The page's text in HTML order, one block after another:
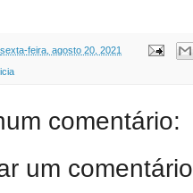
sexta-feira, agosto 20, 2021
comentário:
um comentário